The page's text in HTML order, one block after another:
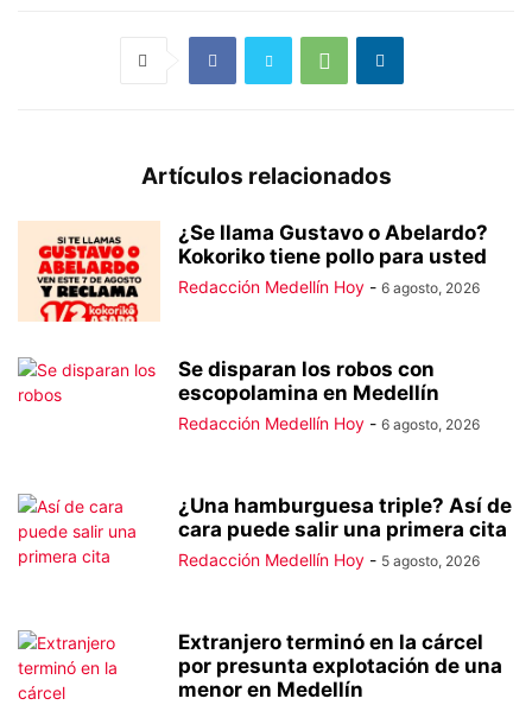
Artículos relacionados
¿Se llama Gustavo o Abelardo?
Kokoriko tiene pollo para usted
Redacción Medellín Hoy - 6 agosto, 2026
Se disparan los robos con
escopolamina en Medellín
Redacción Medellín Hoy - 6 agosto, 2026
¿Una hamburguesa triple? Así de
cara puede salir una primera cita
Redacción Medellín Hoy - 5 agosto, 2026
Extranjero terminó en la cárcel
por presunta explotación de una
menor en Medellín